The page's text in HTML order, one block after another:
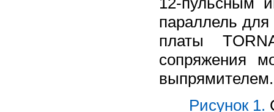
параллель
платы
сопряжения
выпрямителем.
Рисунок 1.